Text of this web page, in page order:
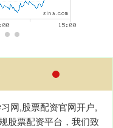
网,股票配资官网开户,
股票配资平台，我们致